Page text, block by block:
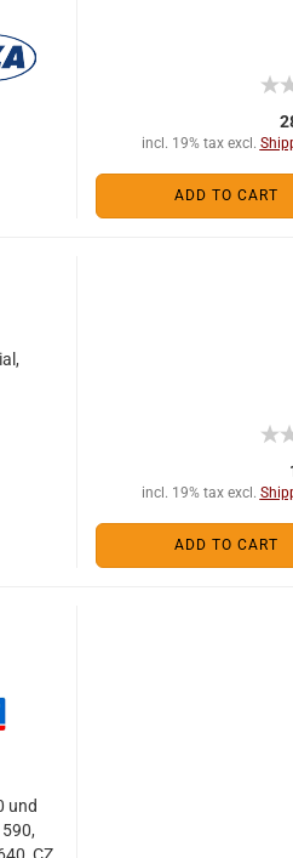
incl. 19% tax excl.
ADD TO CART
incl. 19% tax excl.
ADD TO CART
und